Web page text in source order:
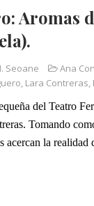
Aromas
Seoane Ana
, Lara Contreras,
del Teatro
Tomando
acercan la realidad